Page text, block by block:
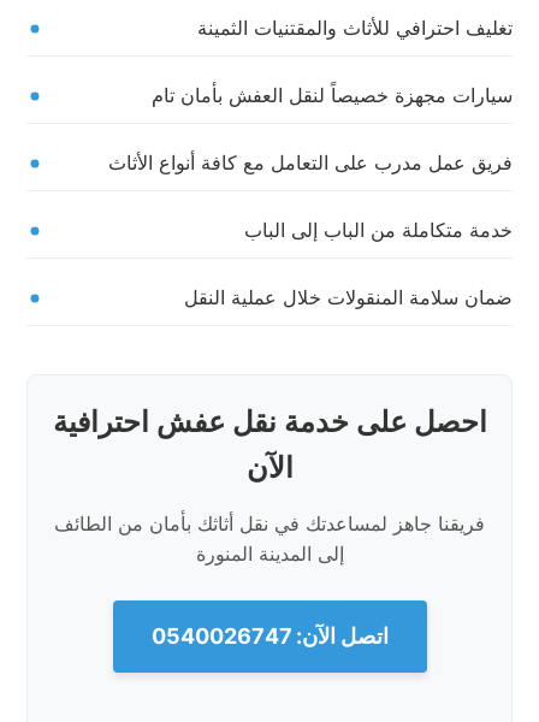
تغليف احترافي للأثاث والمقتنيات الثمينة
سيارات مجهزة خصيصاً لنقل العفش بأمان تام
فريق عمل مدرب على التعامل مع كافة أنواع الأثاث
خدمة متكاملة من الباب إلى الباب
ضمان سلامة المنقولات خلال عملية النقل
احصل على خدمة نقل عفش احترافية
الآن
فريقنا جاهز لمساعدتك في نقل أثاثك بأمان من الطائف
إلى المدينة المنورة
اتصل الآن: 0540026747